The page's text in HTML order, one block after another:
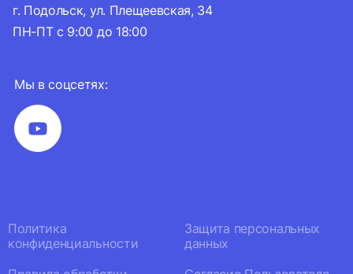
Мы в соцсетях:
г. Подольск, ул. Плещеевская, 34
ПН-ПТ с 9:00 до 18:00
Политика
конфиденциальности
Защита персональных
данных